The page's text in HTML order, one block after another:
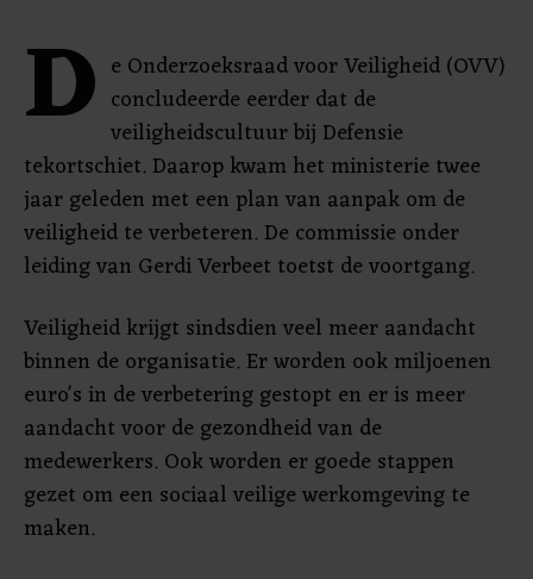
D e Onderzoeksraad voor Veiligheid (OVV)
concludeerde eerder dat de
veiligheidscultuur bij Defensie
tekortschiet. Daarop kwam het ministerie twee
jaar geleden met een plan van aanpak om de
veiligheid te verbeteren. De commissie onder
leiding van Gerdi Verbeet toetst de voortgang.
Veiligheid krijgt sindsdien veel meer aandacht
binnen de organisatie. Er worden ook miljoenen
euro's in de verbetering gestopt en er is meer
aandacht voor de gezondheid van de
medewerkers. Ook worden er goede stappen
gezet om een sociaal veilige werkomgeving te
maken.